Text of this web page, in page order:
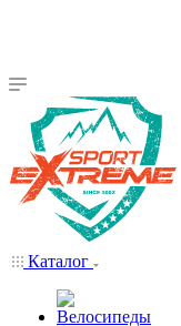
Каталог